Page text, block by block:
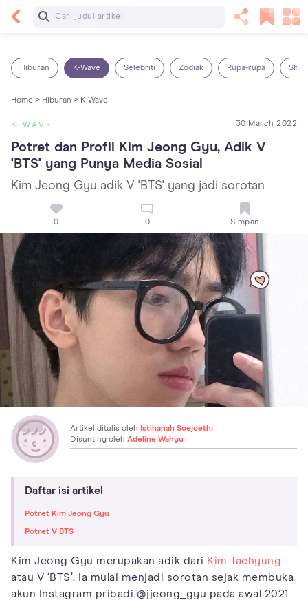
Baca Selanjutnya
Hiburan K-Wave Selebriti Zodiak Rupa-rupa
Home > Hiburan > K-Wave
K-WAVE 30 March 2022
Potret dan Profil Kim Jeong Gyu, Adik V
'BTS' yang Punya Media Sosial
Kim Jeong Gyu adik V 'BTS' yang jadi sorotan
0 0 Simpan
Artikel ditulis oleh Istihanah Soejoethi
Disunting oleh Adeline Wahyu
Daftar isi artikel
Potret Kim Jeong Gyu
Potret V BTS
Kim Jeong Gyu merupakan adik dari Kim Taehyung
atau V ‘BTS’. Ia mulai menjadi sorotan sejak membuka
akun Instagram pribadi @jjeong_gyu pada awal 2021